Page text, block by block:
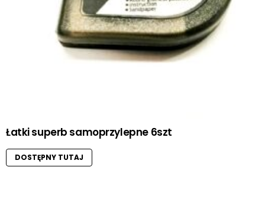
Łatki superb samoprzylepne 6szt
DOSTĘPNY TUTAJ